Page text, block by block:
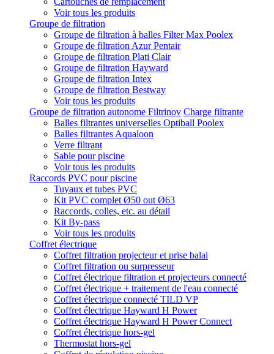
Voir tous les produits
Groupe de filtration
Groupe de filtration à balles Filter Max Poolex
Groupe de filtration Azur Pentair
Groupe de filtration Plati Clair
Groupe de filtration Hayward
Groupe de filtration Intex
Groupe de filtration Bestway
Voir tous les produits
Groupe de filtration autonome Filtrinov Charge filtrante
Balles filtrantes universelles Optiball Poolex
Balles filtrantes Aqualoon
Verre filtrant
Sable pour piscine
Voir tous les produits
Raccords PVC pour piscine
Tuyaux et tubes PVC
Kit PVC complet Ø50 out Ø63
Raccords, colles, etc. au détail
Kit By-pass
Voir tous les produits
Coffret électrique
Coffret filtration projecteur et prise balai
Coffret filtration ou surpresseur
Coffret électrique filtration et projecteurs connecté
Coffret électrique + traitement de l'eau connecté
Coffret électrique connecté TILD VP
Coffret électrique Hayward H Power
Coffret électrique Hayward H Power Connect
Coffret électrique hors-gel
Thermostat hors-gel